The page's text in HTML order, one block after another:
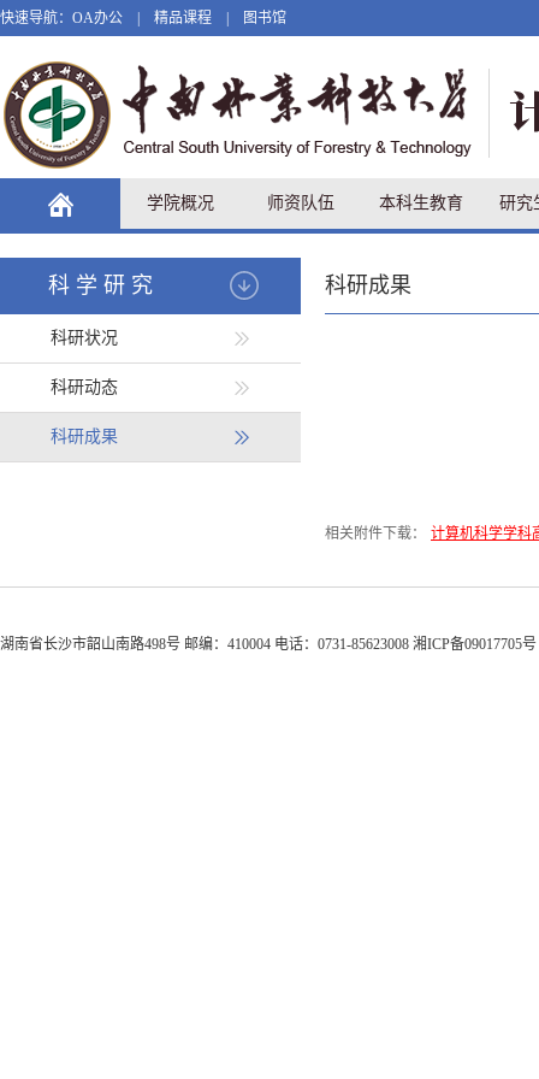
快速导航： OA办公 精品课程 图书馆
学院概况 师资队伍 本科生教育 研究
科学研究
科研状况
科研动态
科研成果
科研成果
相关附件下载： 计算机科学学科
湖南省长沙市韶山南路498号 邮编：410004 电话：0731-85623008 湘ICP备09017705